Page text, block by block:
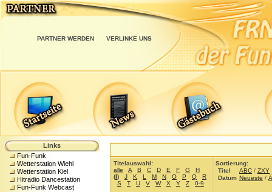
PARTNER WERDEN VERLINKE UNS
Links
Fun-Funk
Wetterstation Wiehl
Wetterstation Kiel
Hitradio Dancestation
Fun-Funk Webcast
Titelauswahl:
alle
A B C D E F G
H
(I) J K L M N O P Q
R
S
T U V W X Y Z 0-9
Sortierung:
Titel
ABC / ZXY
Datum Neueste /